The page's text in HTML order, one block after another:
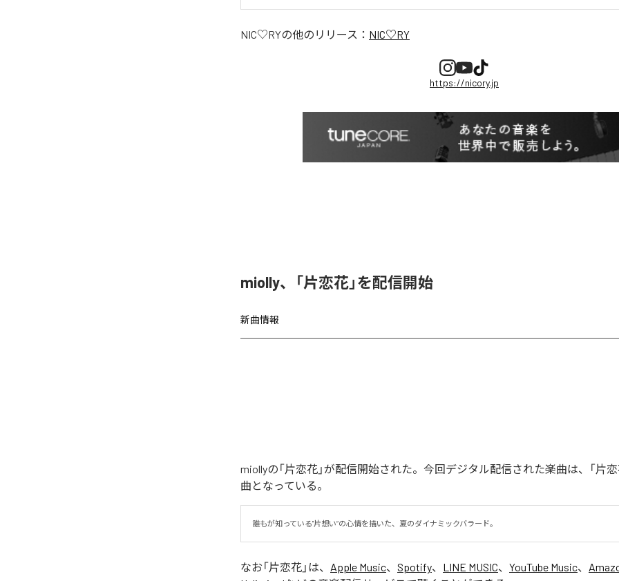
NIC♡RYの他のリリース： NIC♡RY
https://nicory.jp
miolly、「片恋花」を配信開始
新曲情報
miollyの「片恋花」が配信開始された。今回デジタル配信された楽曲は、「片恋
曲となっている。
誰もが知っている"片想い”の心情を描いた、夏のダイナミックバラード。
なお「片恋花 」は、 Apple Music、 Spotify、 LINE MUSIC、 YouTube Music、